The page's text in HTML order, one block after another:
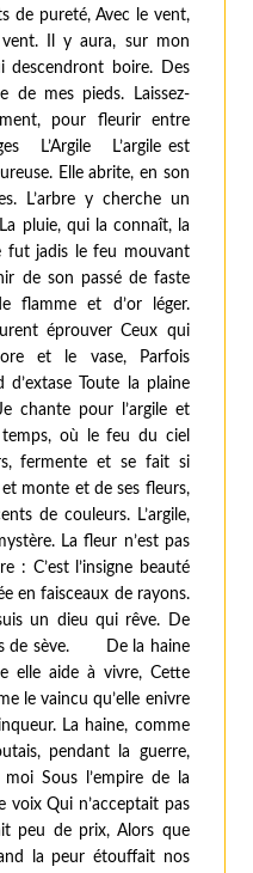
de pureté, Avec le vent,
Il y aura, sur mon
descendront boire. Des
de mes pieds. Laissez-
pour fleurir entre
L’Argile L’argile est
Elle abrite, en son
L’arbre y cherche un
pluie, qui la connaît, la
fut jadis le feu mouvant
de son passé de faste
flamme et d’or léger.
éprouver Ceux qui
et le vase, Parfois
d’extase Toute la plaine
chante pour l’argile et
où le feu du ciel
fermente et se fait si
et monte et de ses fleurs,
de couleurs. L’argile,
La fleur n’est pas
: C’est l’insigne beauté
en faisceaux de rayons.
un dieu qui rêve. De
de sève.
De la haine
elle aide à vivre, Cette
le vaincu qu’elle enivre
La haine, comme
pendant la guerre,
Sous l’empire de la
voix Qui n’acceptait pas
peu de prix, Alors que
la peur étouffait nos